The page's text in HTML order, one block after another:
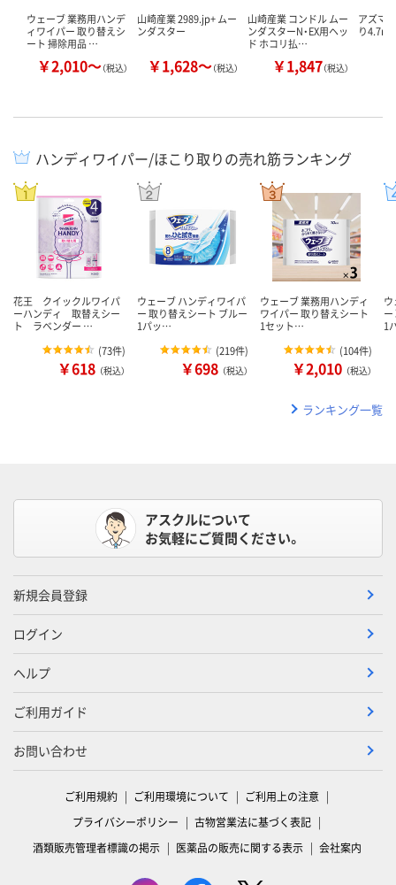
ウェーブ 業務用ハンデ
ィワイパー 取り替えシ
ート 掃除用品 …
￥2,010～（税込）
山崎産業 2989.jp+ ムー
ンダスター
￥1,628～（税込）
山崎産業 コンドル ムー
ンダスターN・EX用ヘッ
ド ホコリ払…
￥1,847（税込）
アズマ
り4.7m
ハンディワイパー/ほこり取りの売れ筋ランキング
花王 クイックルワイパ
ーハンディ 取替えシー
ト ラベンダー …
(73件)
￥618 （税込）
ウェーブ ハンディワイパ
ー 取り替えシート ブルー
1パッ…
(219件)
￥698 （税込）
ウェーブ 業務用ハンディ
ワイパー 取り替えシート
1セット…
(104件)
￥2,010 （税込）
1
ランキング一覧
アスクルについて
お気軽にご質問ください。
新規会員登録
ログイン
ヘルプ
ご利用ガイド
お問い合わせ
ご利用規約 ご利用環境について
ご利用上の注意
プライバシーポリシー
古物営業法に基づく表記
酒類販売管理者標識の掲示
医薬品の販売に関する表示 会社案内